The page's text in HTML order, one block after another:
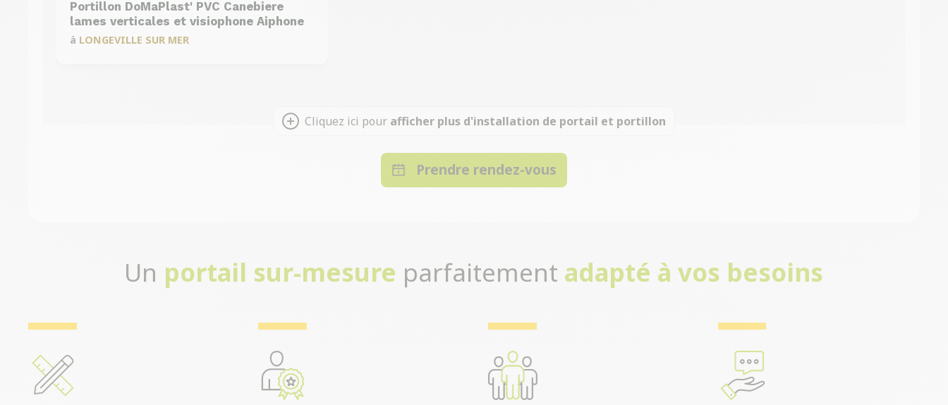
Portillon DoMaPlast' PVC Canebiere
lames verticales et visiophone Aiphone
à LONGEVILLE SUR MER
Cliquez ici pour afficher plus d'installation de portail et portillon
Prendre rendez-vous
Un portail sur-mesure parfaitement adapté à vos besoins
DMC 301